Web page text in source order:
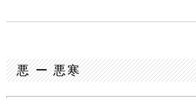
悪 ー 悪寒